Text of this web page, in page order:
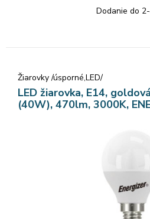
Dodanie do
Žiarovky /úsporné,LED/
LED žiarovka, E14,
(40W), 470lm, 3000K,